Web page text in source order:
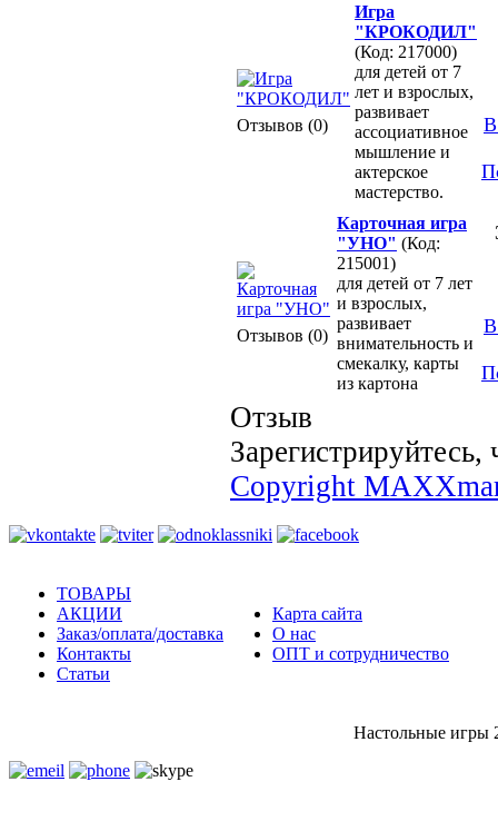
Отзывов (0)
Игра
"КРОКОДИЛ"
(Код: 217000)
для детей от 7
лет и взрослых,
развивает
ассоциативное
мышление и
актерское
мастерство.
В
Отзывов (0)
Карточная игра
"УНО" (Код:
215001)
для детей от 7 лет
и взрослых,
развивает
внимательность и
смекалку, карты
из картона
В
Отзыв
Copyright
ТОВАРЫ
АКЦИИ
Заказ/оплата/доставка
Контакты
Статьи
Карта сайта
О нас
ОПТ и сотрудничество